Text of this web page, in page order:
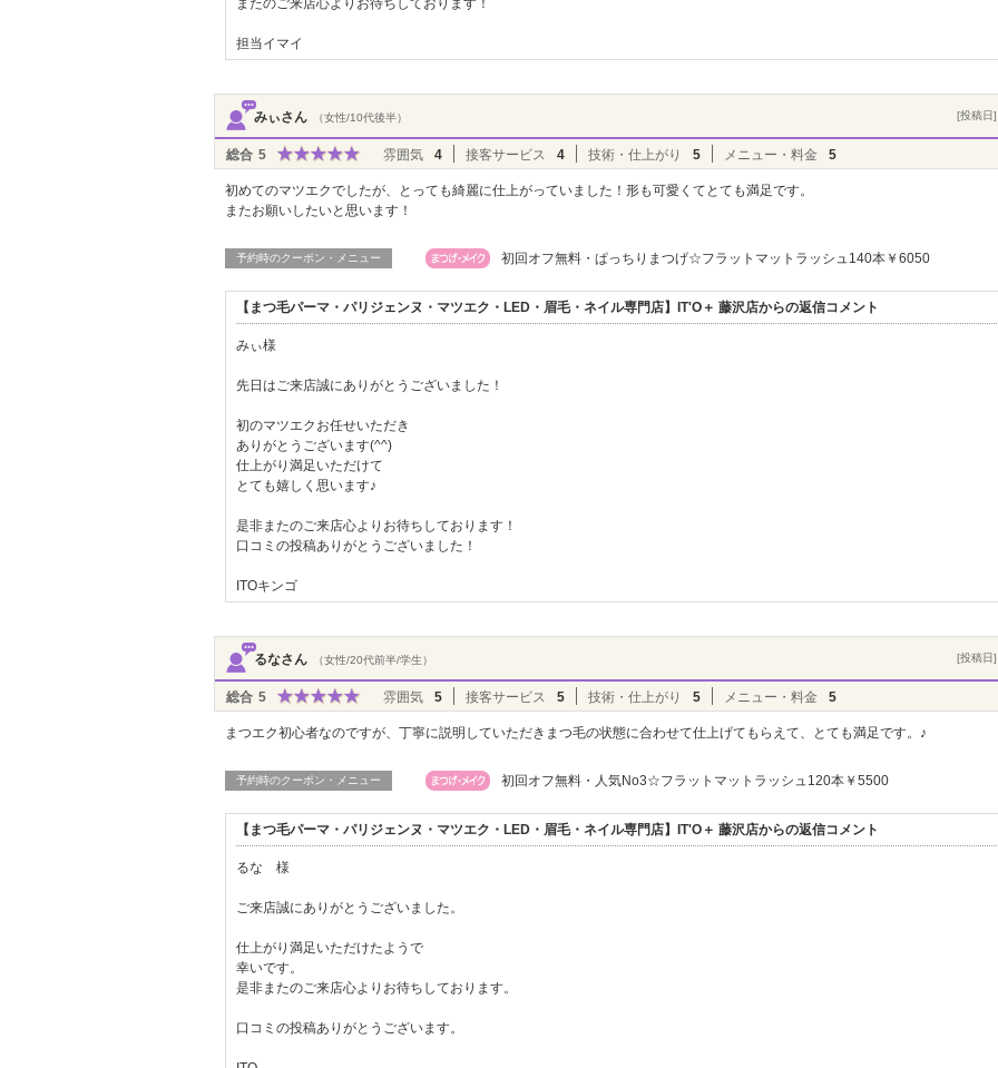
またのご来店心よりお待ちしております！
担当イマイ
みぃさん （女性/10代後半） [投稿日
総合 5 雰囲気 4 接客サービス 4 技術・仕上がり 5 メニュー・料金 5
初めてのマツエクでしたが、とっても綺麗に仕上がっていました！形も可愛くてとても満足です。
またお願いしたいと思います！
予約時のクーポン・メニュー 初回オフ無料・ぱっちりまつげ☆フラットマットラッシュ140本￥6050
【まつ毛パーマ・パリジェンヌ・マツエク・LED・眉毛・ネイル専門店】IT'O＋ 藤沢店からの返信コメント
みぃ様
先日はご来店誠にありがとうございました！
初のマツエクお任せいただき
ありがとうございます(^^)
仕上がり満足いただけて
とても嬉しく思います♪
是非またのご来店心よりお待ちしております！
口コミの投稿ありがとうございました！
ITOキンゴ
るなさん （女性/20代前半/学生） [投稿日
総合 5 雰囲気 5 接客サービス 5 技術・仕上がり 5 メニュー・料金 5
まつエク初心者なのですが、丁寧に説明していただきまつ毛の状態に合わせて仕上げてもらえて、とても満足です。♪
予約時のクーポン・メニュー 初回オフ無料・人気No3☆フラットマットラッシュ120本￥5500
【まつ毛パーマ・パリジェンヌ・マツエク・LED・眉毛・ネイル専門店】IT'O＋ 藤沢店からの返信コメント
るな 様
ご来店誠にありがとうございました。
仕上がり満足いただけたようで
幸いです。
是非またのご来店心よりお待ちしております。
口コミの投稿ありがとうございます。